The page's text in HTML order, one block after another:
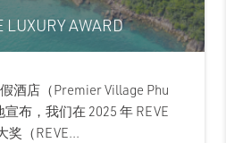
LUXURY AWARD
酒店（Premier Village Phu
布，我们在 2025 年 REVE
奖（REVE...